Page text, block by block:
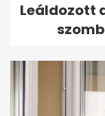
Leáldozott